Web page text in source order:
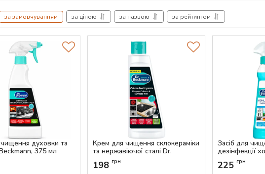
за замовчуванням за ціною за назвою за рейтингом
чищення духовки та
375 мл
00825
Крем для чищення склокераміки
та нержавіючої сталі Dr.
Beckmann, 250 мл
Артикул:
198 грн
Засіб для
дезінфекції
Beckmann, 250
Артикул:
225 грн